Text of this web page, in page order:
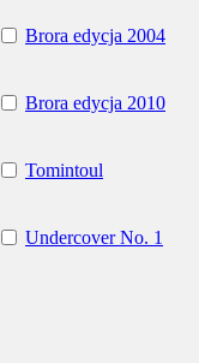
Brora edycja 2004
Brora edycja 2010
Tomintoul
Undercover No. 1